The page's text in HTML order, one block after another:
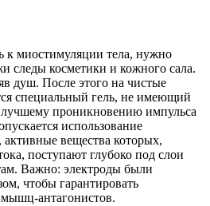
к миостимуляции тела, нужно
следы косметики и кожного сала.
душ. После этого на чистые
специальный гель, не имеющий
проникновению импульса
использование
вещества которых,
поступают глубоко под слои
Важно: электроды были
чтобы гарантировать
антагонистов.